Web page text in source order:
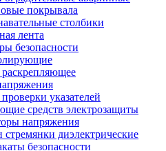
покрывала
столбики
лента
безопасности
раскрепляющее
указателей
средств электрозащиты
напряжения
диэлектрические
безопасности